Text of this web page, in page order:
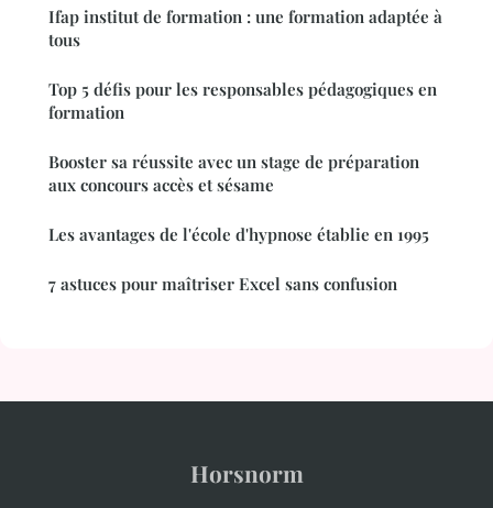
Ifap institut de formation : une formation adaptée à
tous
Top 5 défis pour les responsables pédagogiques en
formation
Booster sa réussite avec un stage de préparation
aux concours accès et sésame
Les avantages de l'école d'hypnose établie en 1995
7 astuces pour maîtriser Excel sans confusion
Horsnorm